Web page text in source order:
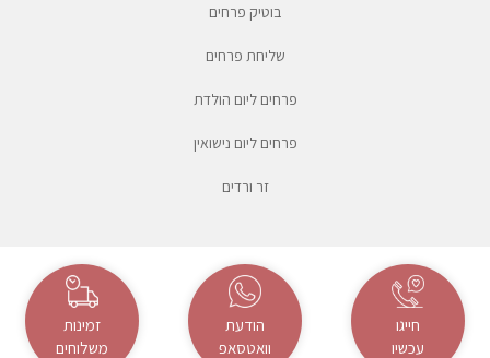
בוטיק פרחים
שליחת פרחים
פרחים ליום הולדת
פרחים ליום נישואין
זר ורדים
זמינות
משלוחים
הודעת
וואטסאפ
חייגו
עכשיו